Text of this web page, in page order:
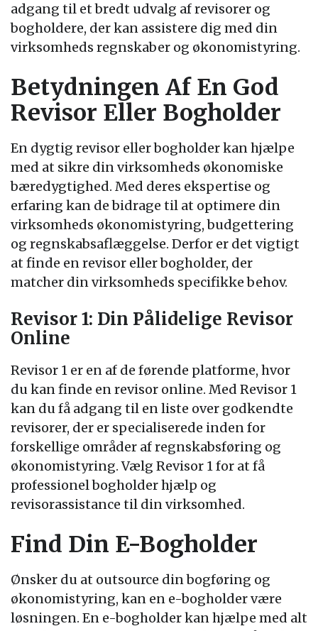
adgang til et bredt udvalg af revisorer og
bogholdere, der kan assistere dig med din
virksomheds regnskaber og økonomistyring.
Betydningen Af En God
Revisor Eller Bogholder
En dygtig revisor eller bogholder kan hjælpe
med at sikre din virksomheds økonomiske
bæredygtighed. Med deres ekspertise og
erfaring kan de bidrage til at optimere din
virksomheds økonomistyring, budgettering
og regnskabsaflæggelse. Derfor er det vigtigt
at finde en revisor eller bogholder, der
matcher din virksomheds specifikke behov.
Revisor 1: Din Pålidelige Revisor
Online
Revisor 1 er en af de førende platforme, hvor
du kan finde en revisor online. Med Revisor 1
kan du få adgang til en liste over godkendte
revisorer, der er specialiserede inden for
forskellige områder af regnskabsføring og
økonomistyring. Vælg Revisor 1 for at få
professionel bogholder hjælp og
revisorassistance til din virksomhed.
Find Din E-Bogholder
Ønsker du at outsource din bogføring og
økonomistyring, kan en e-bogholder være
løsningen. En e-bogholder kan hjælpe med alt